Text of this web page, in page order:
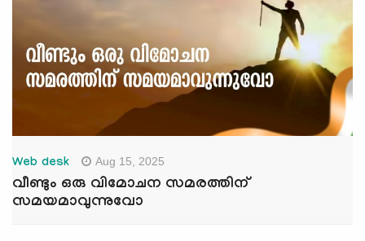
Web desk Aug 15, 2025
വീണ്ടും ഒരു വിമോചന സമരത്തിന്
സമയമാവുന്നുവോ